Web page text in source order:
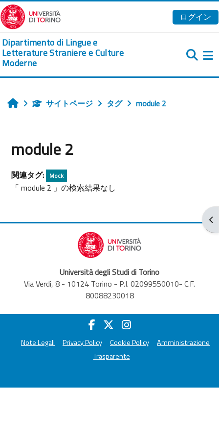
メインコンテンツへスキップする
ログイン
Dipartimento di Lingue e
Letterature Straniere e Culture
Moderne
ブ
ホームサイトページ タグ module 2
module 2
関連タグ: Mock
「 module 2 」の検索結果なし
Università degli Studi di Torino
Via Verdi, 8 - 10124 Torino - P.I. 02099550010- C.F.
80088230018
Note Legali Privacy Policy Cookie Policy
Amministrazione
Trasparente